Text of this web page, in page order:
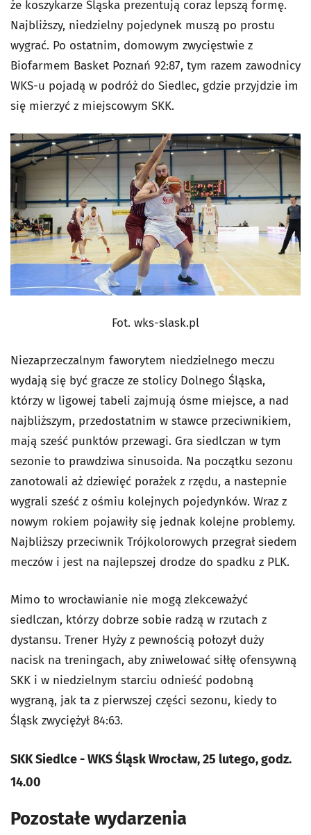
że koszykarze Śląska prezentują coraz lepszą formę.
Najbliższy, niedzielny pojedynek muszą po prostu
wygrać. Po ostatnim, domowym zwycięstwie z
Biofarmem Basket Poznań 92:87, tym razem zawodnicy
WKS-u pojadą w podróż do Siedlec, gdzie przyjdzie im
się mierzyć z miejscowym SKK.
Fot. wks-slask.pl
Niezaprzeczalnym faworytem niedzielnego meczu
wydają się być gracze ze stolicy Dolnego Śląska,
którzy w ligowej tabeli zajmują ósme miejsce, a nad
najbliższym, przedostatnim w stawce przeciwnikiem,
mają sześć punktów przewagi. Gra siedlczan w tym
sezonie to prawdziwa sinusoida. Na początku sezonu
zanotowali aż dziewięć porażek z rzędu, a nastepnie
wygrali sześć z ośmiu kolejnych pojedynków. Wraz z
nowym rokiem pojawiły się jednak kolejne problemy.
Najbliższy przeciwnik Trójkolorowych przegrał siedem
meczów i jest na najlepszej drodze do spadku z PLK.
Mimo to wrocławianie nie mogą zlekceważyć
siedlczan, którzy dobrze sobie radzą w rzutach z
dystansu. Trener Hyży z pewnością połozył duży
nacisk na treningach, aby zniwelować siłłę ofensywną
SKK i w niedzielnym starciu odnieść podobną
wygraną, jak ta z pierwszej części sezonu, kiedy to
Śląsk zwyciężył 84:63.
SKK Siedlce - WKS Śląsk Wrocław, 25 lutego, godz.
14.00
Pozostałe wydarzenia